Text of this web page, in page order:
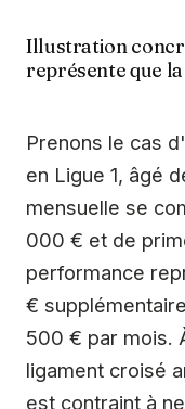
Illustration
représente que
Prenons le cas
en Ligue 1, âgé
mensuelle se
000 € et de
performance
€
500 € par mois.
ligament croisé
est contraint à